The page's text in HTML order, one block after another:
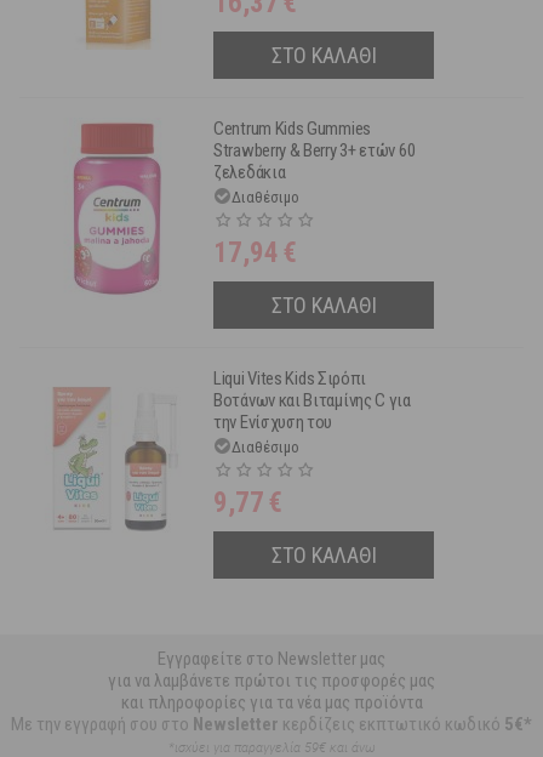
ΣΤΟ ΚΑΛΑΘΙ
Centrum Kids Gummies
Strawberry & Berry 3+ ετών 60
ζελεδάκια
Διαθέσιμο
17,94 €
ΣΤΟ ΚΑΛΑΘΙ
Liqui Vites Kids Σιρόπι
Βοτάνων και Βιταμίνης C για
την Ενίσχυση του
Ανοσοποιητικού με Γεύση
Κεράσι 4+ Ετών 120 ml
Διαθέσιμο
9,77 €
ΣΤΟ ΚΑΛΑΘΙ
Εγγραφείτε στο Newsletter μας
για να λαμβάνετε πρώτοι τις προσφορές μας
και πληροφορίες για τα νέα μας προϊόντα
Με την εγγραφή σου στο Newsletter κερδίζεις εκπτωτικό κωδικό 5€*
*ισχύει για παραγγελία 59€ και άνω